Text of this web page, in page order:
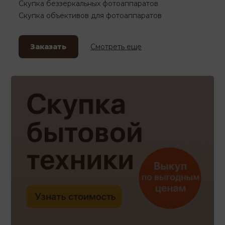
Скупка беззеркальных фотоаппаратов
Скупка объективов для фотоаппаратов
Заказать Смотреть еще